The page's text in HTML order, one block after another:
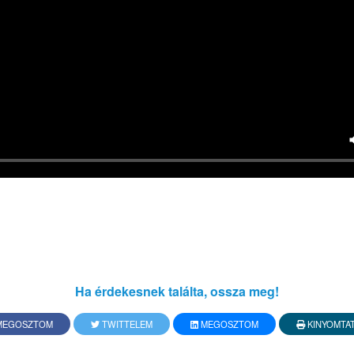
Ha érdekesnek találta, ossza meg!
TWITTELEM MEGOSZTOM